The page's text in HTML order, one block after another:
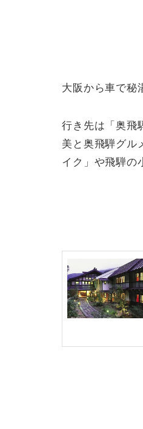
大阪から車で秘
行き先は「奥飛
美と奥飛騨グル
イク」や飛騨の